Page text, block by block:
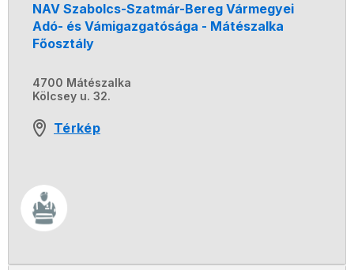
NAV Szabolcs-Szatmár-Bereg Vármegyei
Adó- és Vámigazgatósága - Mátészalka
Főosztály
4700 Mátészalka
Kölcsey u. 32.
Térkép